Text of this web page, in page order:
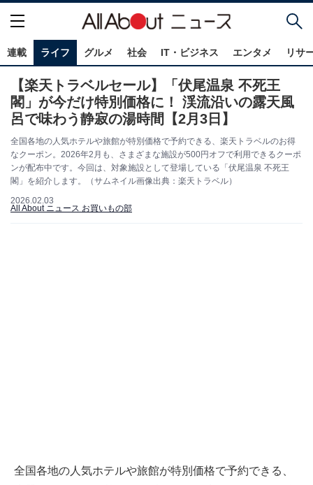
連載 ライフ グルメ 社会 IT・ビジネス エンタメ リサ
【楽天トラベルセール】「伏尾温泉 不死王
閣」が今だけ特別価格に！ 渓流沿いの露天風
呂で味わう静寂の湯時間【2月3日】
全国各地の人気ホテルや旅館が特別価格で予約できる、楽天トラベルのお得
なクーポン。2026年2月も、さまざまな施設が500円オフで利用できるクーポ
ンが配布中です。今回は、対象施設として登場している「伏尾温泉 不死王
閣」を紹介します。（サムネイル画像出典：楽天トラベル）
2026.02.03
All About ニュース お買いもの部
全国各地の人気ホテルや旅館が特別価格で予約できる、